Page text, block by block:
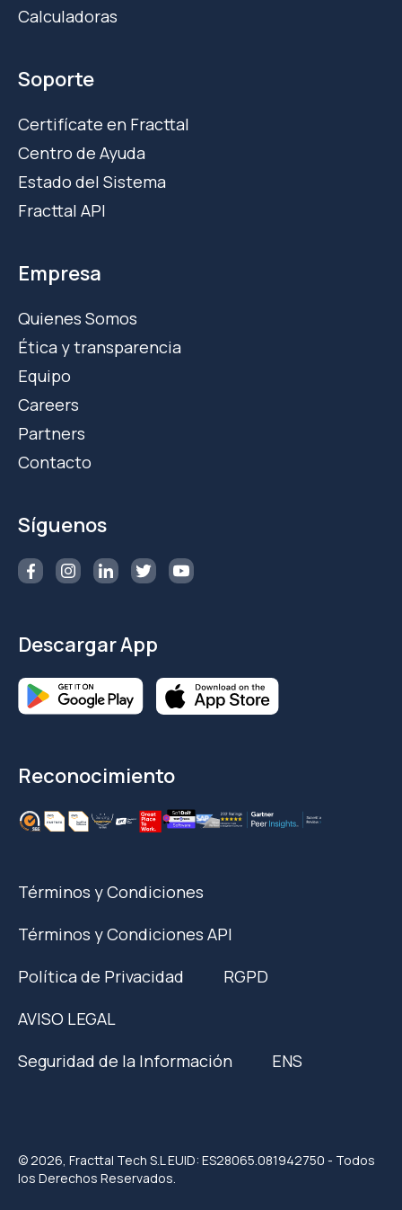
Calculadoras
Soporte
Certifícate en Fracttal
Centro de Ayuda
Estado del Sistema
Fracttal API
Empresa
Quienes Somos
Ética y transparencia
Equipo
Careers
Partners
Contacto
Síguenos
Descargar App
Reconocimiento
Términos y Condiciones
Términos y Condiciones API
Política de Privacidad
RGPD
AVISO LEGAL
Seguridad de la Información
ENS
© 2026, Fracttal Tech S.L EUID: ES28065.081942750 - Todos
los Derechos Reservados.